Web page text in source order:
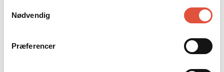
Nødvendig
Præferencer